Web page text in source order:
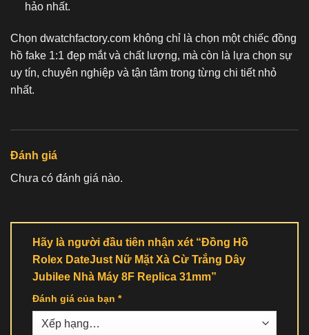
hảo nhất.
Chọn dwatchfactory.com không chỉ là chọn một chiếc đồng
hồ fake 1:1 đẹp mắt và chất lượng, mà còn là lựa chọn sự
uy tín, chuyên nghiệp và tận tâm trong từng chi tiết nhỏ
nhất.
Đánh giá
Chưa có đánh giá nào.
Hãy là người đầu tiên nhận xét “Đồng Hồ
Rolex DateJust Nữ Mặt Xà Cừ Trắng Dây
Jubilee Nhà Máy 8F Replica 31mm”
Đánh giá của bạn *